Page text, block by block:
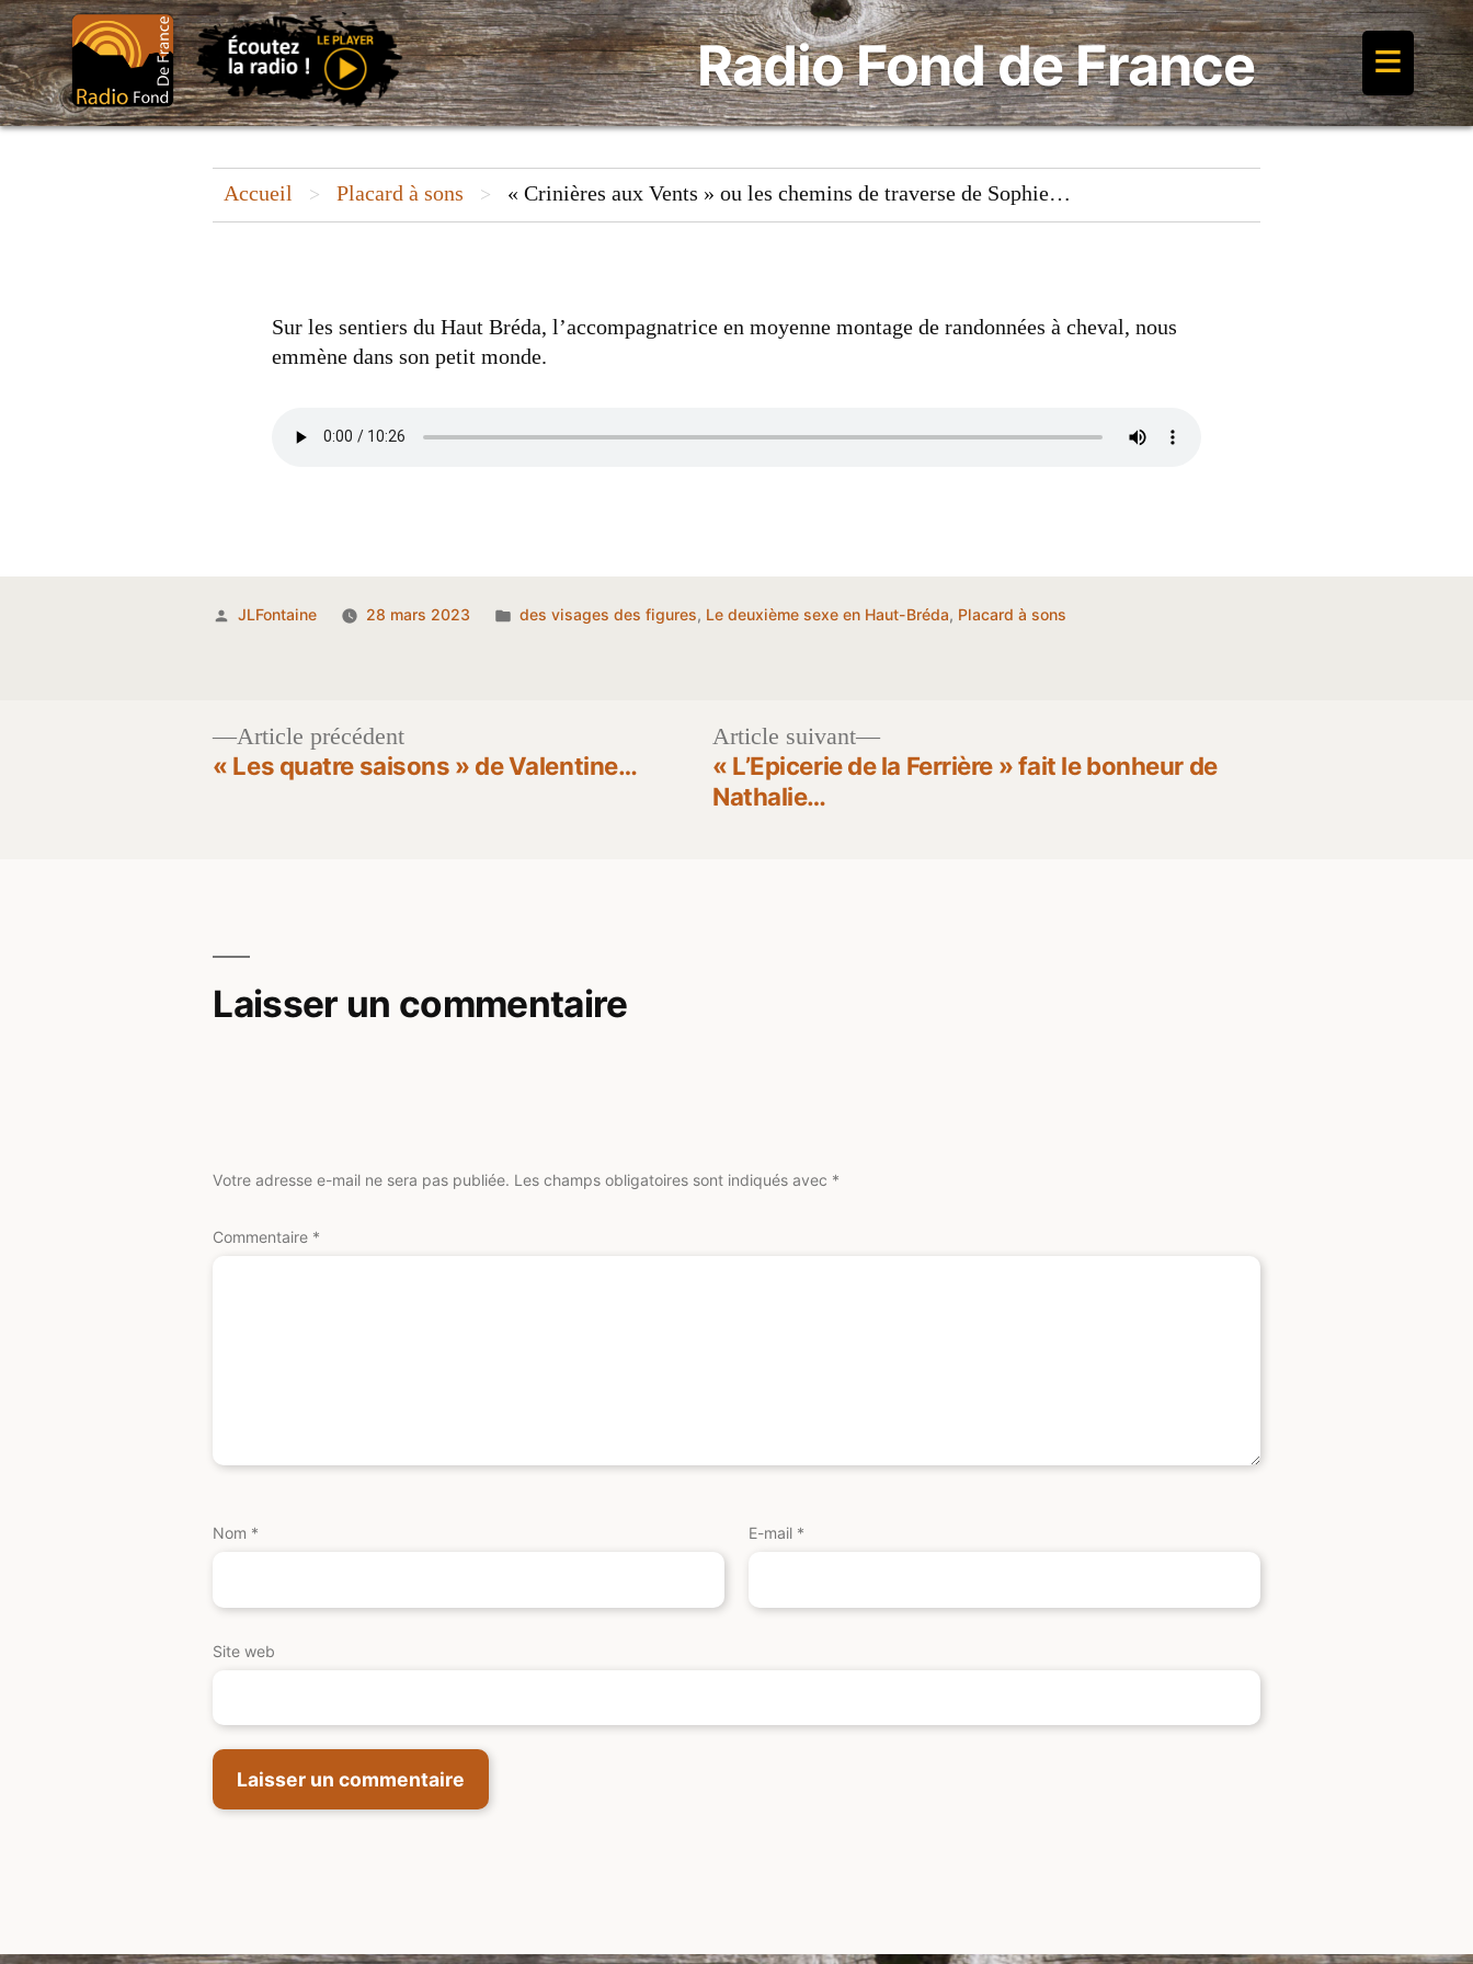
Aller
au
contenu
Radio Fond de France ≡
ou
les
chemins
de
traverse
Sophie…
Accueil > Placard à sons > « Crinières aux Vents » ou les chemins de traverse de Sophie…
Sur les sentiers du Haut Bréda, l’accompagnatrice en moyenne montage de randonnées à cheval, nous
emmène dans son petit monde.
Publié
JLFontaine 28 mars 2023
Publié
des visages des figures, Le deuxième sexe en Haut-Bréda, Placard à sons
Navigation
Article précédentArticle
précédent :
« Les quatre saisons » de Valentine…
Article suivant
Article
suivant :
« L’Epicerie de la Ferrière » fait le bonheur de
Nathalie…
Laisser un commentaire
Votre adresse e-mail ne sera pas publiée. Les champs obligatoires sont indiqués avec *
Commentaire *
Nom * E-mail *
Site web